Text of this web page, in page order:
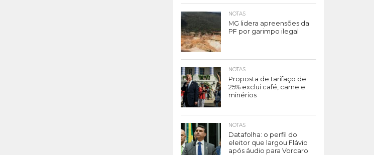
NOTAS
MG lidera apreensões da
PF por garimpo ilegal
NOTAS
Proposta de tarifaço de
25% exclui café, carne e
minérios
NOTAS
Datafolha: o perfil do
eleitor que largou Flávio
após áudio para Vorcaro